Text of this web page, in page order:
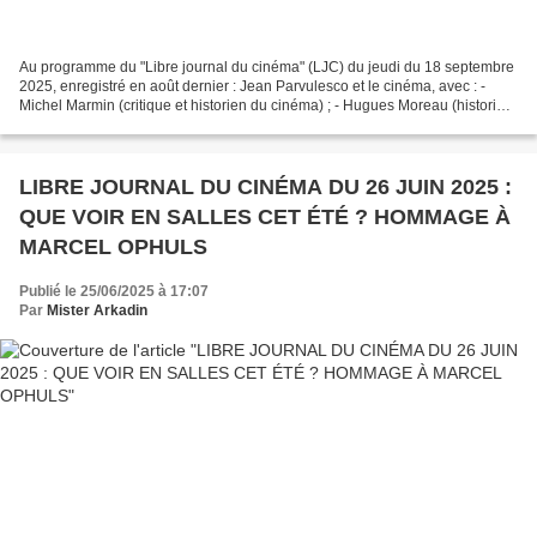
Au programme du "Libre journal du cinéma" (LJC) du jeudi du 18 septembre
2025, enregistré en août dernier : Jean Parvulesco et le cinéma, avec : -
Michel Marmin (critique et historien du cinéma) ; - Hugues Moreau (historie) ;
LIBRE JOURNAL DU CINÉMA DU 26 JUIN 2025 :
QUE VOIR EN SALLES CET ÉTÉ ? HOMMAGE À
MARCEL OPHULS
Publié le 25/06/2025 à 17:07
Par Mister Arkadin